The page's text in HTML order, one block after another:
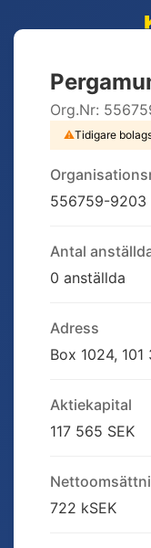
Org.Nr:
⚠Tidigare
556759-9203
Antal
0 anställda
Adress
Box 1024,
Aktiekapital
117 565 SEK
722 kSEK